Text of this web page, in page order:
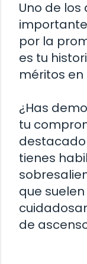
Uno de
por la
es tu
méritos
¿Has
tu
destacado
tienes
que
de